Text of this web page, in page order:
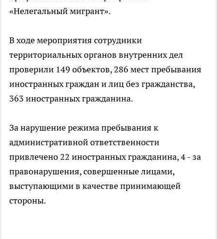
«Нелегальный мигрант».
В ходе мероприятия сотрудники
территориальных органов внутренних дел
проверили 149 объектов, 286 мест пребывания
иностранных граждан и лиц без гражданства,
363 иностранных гражданина.
За нарушение режима пребывания к
административной ответственности
привлечено 22 иностранных гражданина, 4 - за
правонарушения, совершенные лицами,
выступающими в качестве принимающей
стороны.